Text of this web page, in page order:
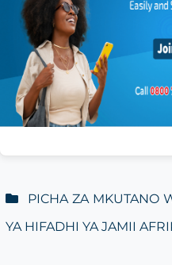
PICHA ZA MKUTANO
YA HIFADHI YA JAMII